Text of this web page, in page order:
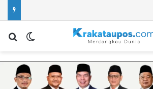
Cari berita...Switch skin